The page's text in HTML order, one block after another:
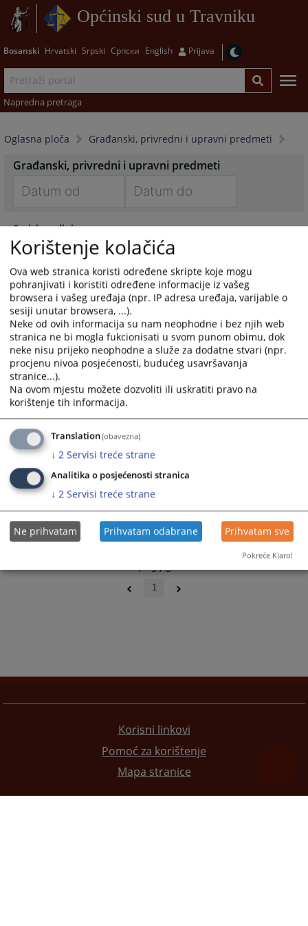
Općinski sud u Travniku
Bosanski Hrvatski Srpski Српски English Prijava
Napredna pretraga
Oglasna ploča Građanski, privredni i upravni predmeti
Građanski, privredni i upravni predmeti
forward
to
interact
with
the
calendar
and
select
a
date.
Press
the
question
mark
key
to
get
the
keyboard
for
forward
to
interact
with
the
calendar
and
select
a
date.
the
question
key
to
get
keyboard
for
13.07.2026.
Sudska odluka
13.07.2026.
Sudska odluka
07.05.2026.
Sudska odluka
07.05.2026.
Sudska odluka
11.12.2025.
Sudksa odluka
1 - 5 / 5
1
Korisni linkovi
Pomoć za korištenje
Mapa stranice
Korištenje kolačića
Ova web stranica koristi određene skripte koje mogu
pohranjivati i koristiti određene informacije iz vašeg
browsera i vašeg uređaja (npr. IP adresa uređaja, varijable o
sesiji unutar browsera, ...).
Neke od ovih informacija su nam neophodne i bez njih web
stranica ne bi mogla fukcionisati u svom punom obimu, dok
neke nisu prijeko neophodne a služe za dodatne stvari (npr.
procjenu nivoa posjećenosti, budućeg usavršavanja
stranice...).
Na ovom mjestu možete dozvoliti ili uskratiti pravo na
korištenje tih informacija.
Translation(obavezna)
↓ 2 Servisi treće strane
Analitika o posjećenosti stranica
↓ 2 Servisi treće strane
Ne prihvatam Prihvatam odabrane Prihvatam sve
Pokreće Klaro!